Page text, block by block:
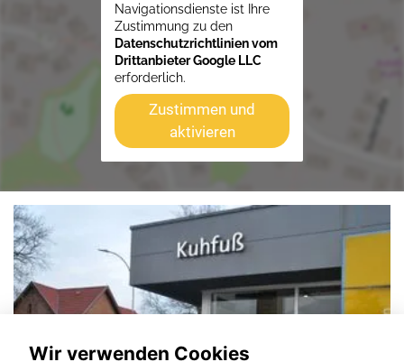
Navigationsdienste ist Ihre
Zustimmung zu den
Datenschutzrichtlinien vom
Drittanbieter Google LLC
erforderlich.
Zustimmen und
aktivieren
Wir verwenden Cookies